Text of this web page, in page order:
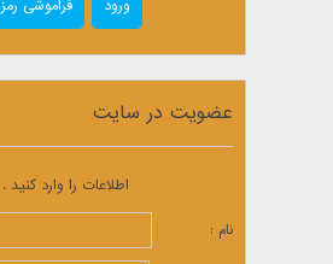
فراموشی رمز
عضویت در سایت
اطلاعات را وارد کنید .
نام :